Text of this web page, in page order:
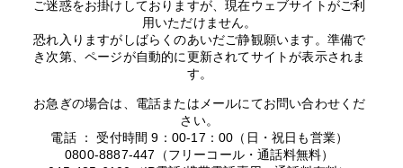
ご迷惑をお掛けしておりますが、現在ウェブサイトがご利
用いただけません。
恐れ入りますがしばらくのあいだご静観願います。準備で
き次第、ページが自動的に更新されてサイトが表示されま
す。
お急ぎの場合は、電話またはメールにてお問い合わせくだ
さい。
電話 ： 受付時間 9：00-17：00（日・祝日も営業）
0800-8887-447（フリーコール・通話料無料）